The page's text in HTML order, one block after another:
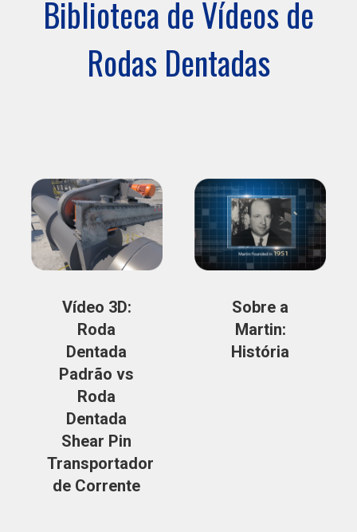
Biblioteca de Vídeos de
Rodas Dentadas
Vídeo 3D:
Roda
Dentada
Padrão vs
Roda
Dentada
Shear Pin
Transportador
de Corrente
Sobre a
Martin:
História